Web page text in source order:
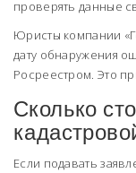
проверять данные
Юристы компании
дату обнаружения
Росреестром. Это
Сколько
Если подавать